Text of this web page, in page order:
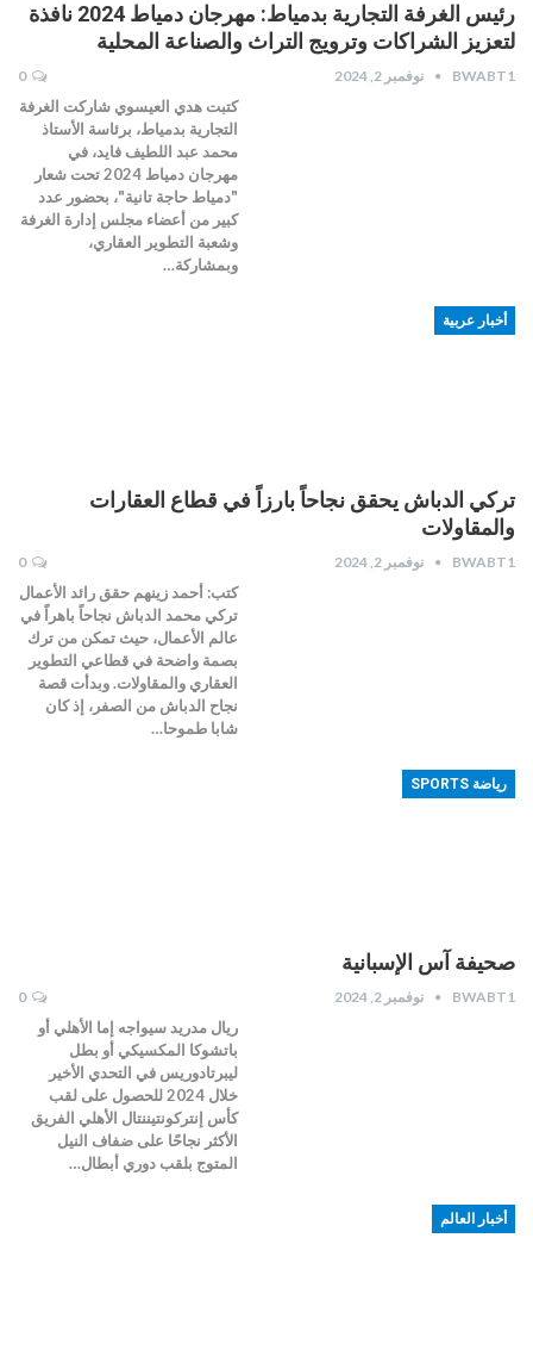
رئيس الغرفة التجارية بدمياط: مهرجان دمياط 2024 نافذة
لتعزيز الشراكات وترويج التراث والصناعة المحلية
BWABT1 نوفمبر 2, 2024 0
كتبت هدي العيسوي شاركت الغرفة
التجارية بدمياط، برئاسة الأستاذ
محمد عبد اللطيف فايد، في
مهرجان دمياط 2024 تحت شعار
"دمياط حاجة تانية"، بحضور عدد
كبير من أعضاء مجلس إدارة الغرفة
وشعبة التطوير العقاري،
وبمشاركة…
أخبار عربية
تركي الدباش يحقق نجاحاً بارزاً في قطاع العقارات
والمقاولات
BWABT1 نوفمبر 2, 2024 0
كتب: أحمد زينهم حقق رائد الأعمال
تركي محمد الدباش نجاحاً باهراً في
عالم الأعمال، حيث تمكن من ترك
بصمة واضحة في قطاعي التطوير
العقاري والمقاولات. وبدأت قصة
نجاح الدباش من الصفر، إذ كان
شابا طموحا…
رياضة SPORTS
صحيفة آس الإسبانية
BWABT1 نوفمبر 2, 2024 0
ريال مدريد سيواجه إما الأهلي أو
باتشوكا المكسيكي أو بطل
ليبرتادوريس في التحدي الأخير
خلال 2024 للحصول على لقب
كأس إنتركونتيننتال الأهلي الفريق
الأكثر نجاحًا على ضفاف النيل
المتوج بلقب دوري أبطال…
أخبار العالم